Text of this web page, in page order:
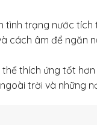
tình trạng nước tích
cách âm để ngăn
thích ứng tốt
trời và những